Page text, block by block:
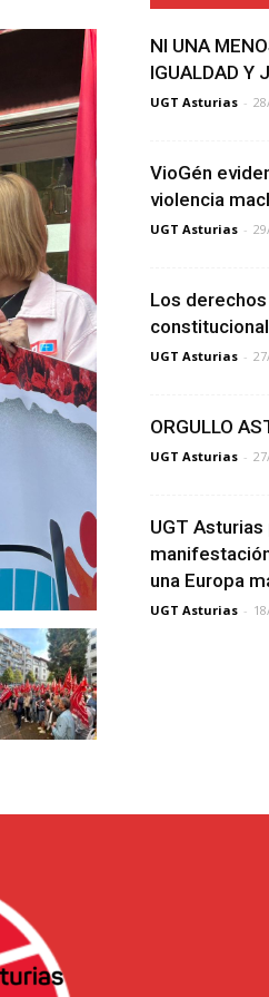
NI UNA
IGUALDAD Y
UGT Asturias -
VioGén
violencia
UGT Asturias -
Los
constitucional
UGT Asturias -
ORGULLO
UGT Asturias -
UGT
una Europa
UGT Asturias -